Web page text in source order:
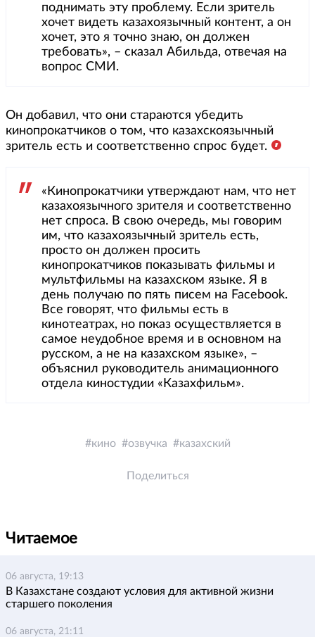
поднимать эту проблему. Если зритель
хочет видеть казахоязычный контент, а он
хочет, это я точно знаю, он должен
требовать», – сказал Абильда, отвечая на
вопрос СМИ.
Он добавил, что они стараются убедить
кинопрокатчиков о том, что казахскоязычный
зритель есть и соответственно спрос будет.
«Кинопрокатчики утверждают нам, что нет
казахоязычного зрителя и соответственно
нет спроса. В свою очередь, мы говорим
им, что казахоязычный зритель есть,
просто он должен просить
кинопрокатчиков показывать фильмы и
мультфильмы на казахском языке. Я в
день получаю по пять писем на Facebook.
Все говорят, что фильмы есть в
кинотеатрах, но показ осуществляется в
самое неудобное время и в основном на
русском, а не на казахском языке», –
объяснил руководитель анимационного
отдела киностудии «Казахфильм».
кино озвучка казахский
Поделиться
Читаемое
06 августа, 19:13
В Казахстане создают условия для активной жизни
старшего поколения
06 августа, 21:11